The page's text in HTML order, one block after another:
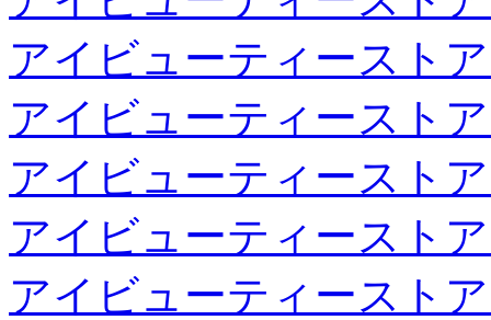
アイビューティースト
アイビューティースト
アイビューティースト
アイビューティースト
アイビューティースト